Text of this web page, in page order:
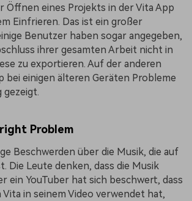
Öffnen eines Projekts in der Vita App
Einfrieren. Das ist ein großer
Benutzer haben sogar angegeben,
ihrer gesamten Arbeit nicht in
zu exportieren. Auf der anderen
bei einigen älteren Geräten Probleme
Problem
Beschwerden über die Musik, die auf
Die Leute denken, dass die Musik
ein YouTuber hat sich beschwert, dass
in seinem Video verwendet hat,